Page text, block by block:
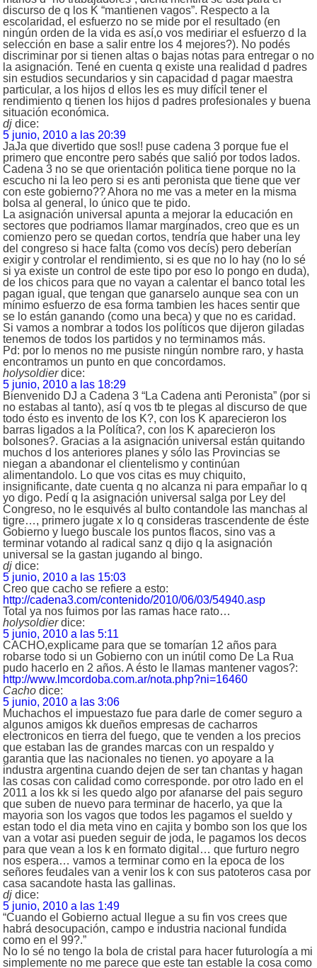
discurso de q los K “mantienen vagos”. Respecto a la
escolaridad, el esfuerzo no se mide por el resultado (en
ningún orden de la vida es así,o vos mediriar el esfuerzo d la
selección en base a salir entre los 4 mejores?). No podés
discriminar por si tienen altas o bajas notas para entregar o no
la asignación. Tené en cuenta q existe una realidad d padres
sin estudios secundarios y sin capacidad d pagar maestra
particular, a los hijos d ellos les es muy difícil tener el
rendimiento q tienen los hijos d padres profesionales y buena
situación económica.
dj dice:
5 junio, 2010 a las 20:39
JaJa que divertido que sos!! puse cadena 3 porque fue el
primero que encontre pero sabés que salió por todos lados.
Cadena 3 no se que orientación politica tiene porque no la
escucho ni la leo pero si es anti peronista que tiene que ver
con este gobierno?? Ahora no me vas a meter en la misma
bolsa al general, lo único que te pido.
La asignación universal apunta a mejorar la educación en
sectores que podriamos llamar marginados, creo que es un
comienzo pero se quedan cortos, tendría que haber una ley
del congreso si hace falta (como vos decís) pero deberían
exigir y controlar el rendimiento, si es que no lo hay (no lo sé
si ya existe un control de este tipo por eso lo pongo en duda),
de los chicos para que no vayan a calentar el banco total les
pagan igual, que tengan que ganarselo aunque sea con un
mínimo esfuerzo de esa forma tambien les haces sentir que
se lo están ganando (como una beca) y que no es caridad.
Si vamos a nombrar a todos los políticos que dijeron giladas
tenemos de todos los partidos y no terminamos más.
Pd: por lo menos no me pusiste ningún nombre raro, y hasta
encontramos un punto en que concordamos.
holysoldier dice:
5 junio, 2010 a las 18:29
Bienvenido DJ a Cadena 3 “La Cadena anti Peronista” (por si
no estabas al tanto), así q vos tb te plegas al discurso de que
todo ésto es invento de los K?, con los K aparecieron los
barras ligados a la Política?, con los K aparecieron los
bolsones?. Gracias a la asignación universal están quitando
muchos d los anteriores planes y sólo las Provincias se
niegan a abandonar el clientelismo y continúan
alimentandolo. Lo que vos citas es muy chiquito,
insignificante, date cuenta q no alcanza ni para empañar lo q
yo digo. Pedí q la asignación universal salga por Ley del
Congreso, no le esquivés al bulto contandole las manchas al
tigre…, primero jugate x lo q consideras trascendente de éste
Gobierno y luego buscale los puntos flacos, sino vas a
terminar votando al radical sanz q dijo q la asignación
universal se la gastan jugando al bingo.
dj dice:
5 junio, 2010 a las 15:03
Creo que cacho se refiere a esto:
http://cadena3.com/contenido/2010/06/03/54940.asp
Total ya nos fuimos por las ramas hace rato…
holysoldier dice:
5 junio, 2010 a las 5:11
CACHO,explicame para que se tomarían 12 años para
robarse todo si un Gobierno con un inútil como De La Rua
pudo hacerlo en 2 años. A ésto le llamas mantener vagos?:
http://www.lmcordoba.com.ar/nota.php?ni=16460
Cacho dice:
5 junio, 2010 a las 3:06
Muchachos el impuestazo fue para darle de comer seguro a
algunos amigos kk dueños empresas de cacharros
electronicos en tierra del fuego, que te venden a los precios
que estaban las de grandes marcas con un respaldo y
garantia que las nacionales no tienen. yo apoyare a la
industra argentina cuando dejen de ser tan chantas y hagan
las cosas con calidad como corresponde. por otro lado en el
2011 a los kk si les quedo algo por afanarse del pais seguro
que suben de nuevo para terminar de hacerlo, ya que la
mayoria son los vagos que todos les pagamos el sueldo y
estan todo el dia meta vino en cajita y bombo son los que los
van a votar asi pueden seguir de joda, le pagamos los decos
para que vean a los k en formato digital… que furturo negro
nos espera… vamos a terminar como en la epoca de los
señores feudales van a venir los k con sus patoteros casa por
casa sacandote hasta las gallinas.
dj dice:
5 junio, 2010 a las 1:49
“Cuando el Gobierno actual llegue a su fin vos crees que
habrá desocupación, campo e industria nacional fundida
como en el 99?.”
No lo sé no tengo la bola de cristal para hacer futurología a mi
simplemente no me parece que este tan estable la cosa como